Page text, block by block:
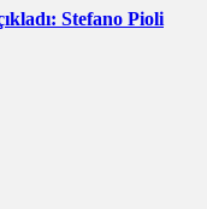
Stefano Pioli